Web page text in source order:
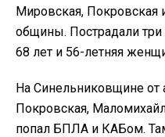
Мировская, Покровская
общины. Пострадали
68 лет и 56-летняя
На Синельниковщине от
Покровская,
попал БПЛА и КАБом.